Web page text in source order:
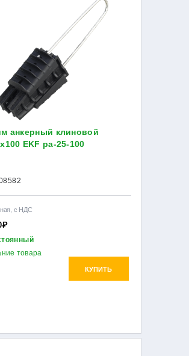
анкерный клиновой
EKF pa-25-100
с НДС
Р
КУПИТЬ
товара